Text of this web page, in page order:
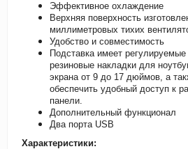
Эффективное охлаждение
Верхняя поверхность
миллиметровых тихих
Удобство и совместимость
Подставка имеет
резиновые накладки для
экрана от 9 до 17 дюймов, а
обеспечить удобный доступ к
панели.
Дополнительный функционал
Два порта USB
Характеристики: